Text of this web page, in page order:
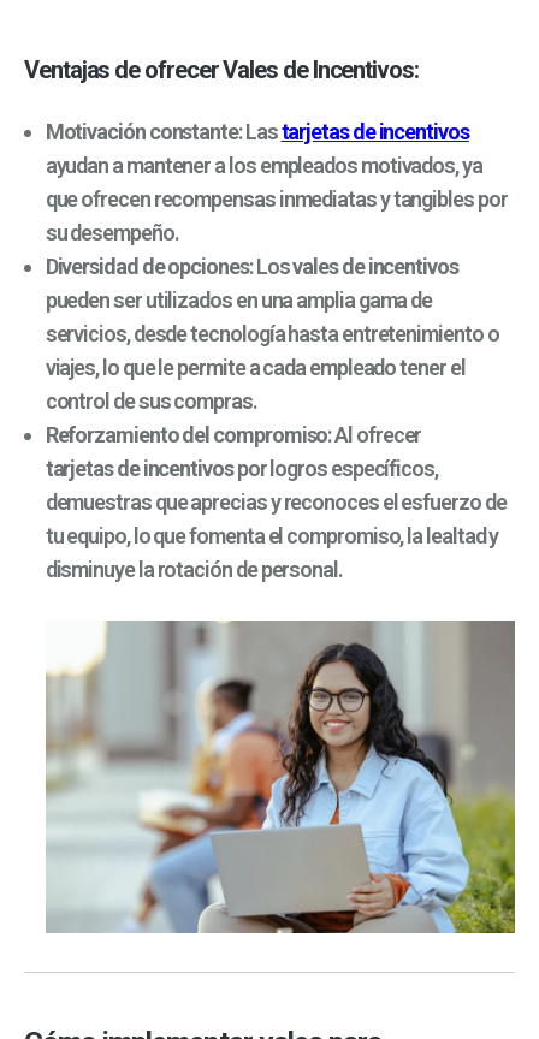
Ventajas de ofrecer Vales de Incentivos:
Motivación constante: Lastarjetas de incentivos
ayudan a mantener a los empleados motivados, ya
que ofrecen recompensas inmediatas y tangibles por
su desempeño.
Diversidad de opciones: Losvales de incentivos
pueden ser utilizados en una amplia gama de
servicios, desde tecnología hasta entretenimiento o
viajes, lo que le permite a cada empleado tener el
control de sus compras.
Reforzamiento del compromiso: Al ofrecer
tarjetas de incentivospor logros específicos,
demuestras que aprecias y reconoces el esfuerzo de
tu equipo, lo que fomenta el compromiso, la lealtad y
disminuye la rotación de personal.